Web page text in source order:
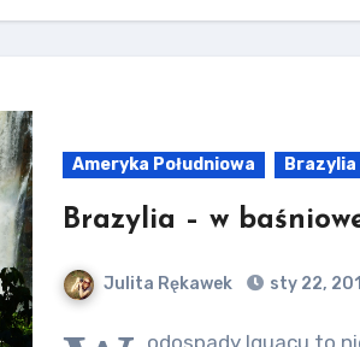
Ameryka Południowa Brazylia
Brazylia – w
Julita Rękawek sty 22,
odospady Iguaçu to